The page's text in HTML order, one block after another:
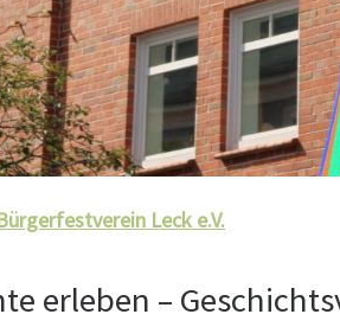
Leck e.V.
erleben –